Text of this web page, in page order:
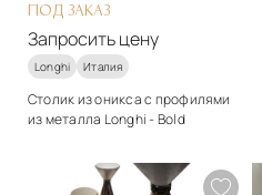
ПОД ЗАКАЗ
Запросить цену
Longhi Италия
Столик из оникса с профилями
из металла Longhi - Bold
арт-деко